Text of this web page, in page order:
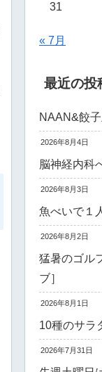
31
« 7月
最近の投
NAAN&餃
2026年8月4日
脳神経内科
2026年8月3日
魚べいで１
2026年8月2日
猛暑のゴル
ブ］
2026年8月1日
10種のサラ
2026年7月31日